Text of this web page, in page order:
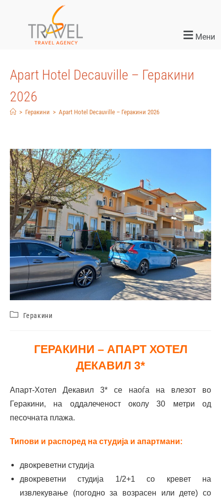
Мени
Apart Hotel Decauville – Геракини
2026
> Геракини > Apart Hotel Decauville – Геракини 2026
Геракини
ГЕРАКИНИ – АПАРТ ХОТЕЛ
ДЕКАВИЛ 3*
Апарт-Хотел Декавил 3* се наоѓа на влезот во
Геракини, на оддалеченост околу 30 метри од
песочната плажа.
Типови и распоред на студија и апартмани:
двокреветни студија
двокреветни студија 1/2+1 со кревет на
извлекување (погодно за возрасен или дете) со